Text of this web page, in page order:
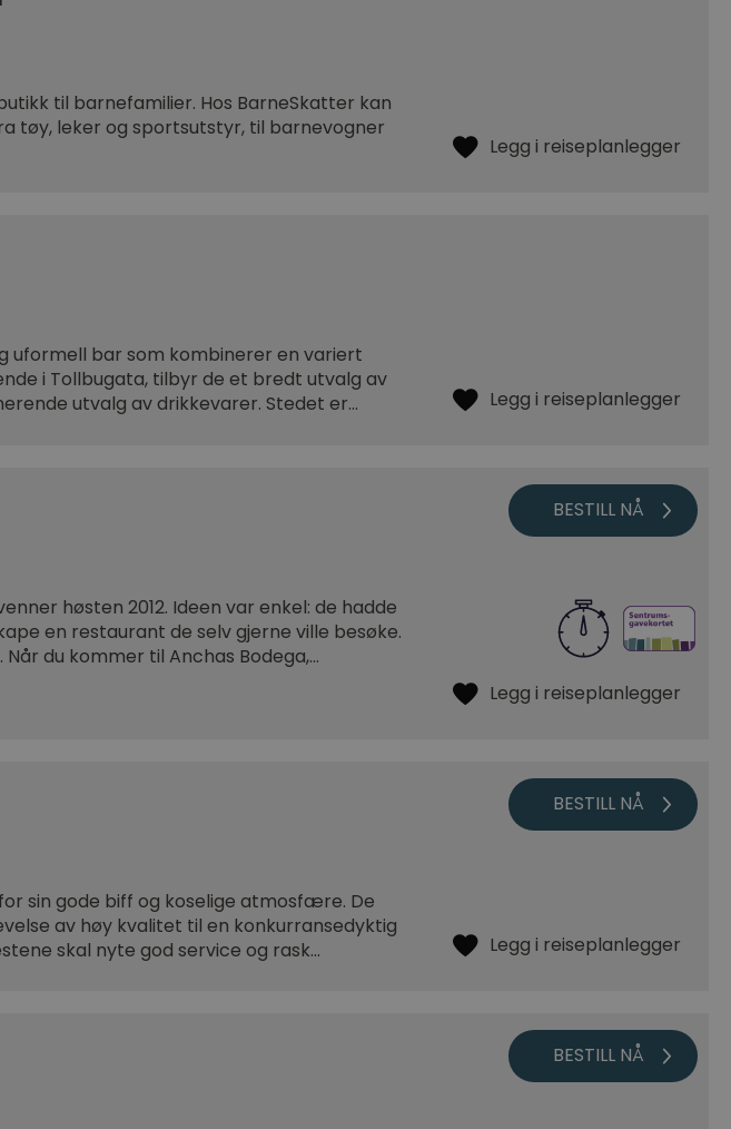
til barnefamilier. Hos BarneSkatter kan
tøy, leker og sportsutstyr, til barnevogner
uformell bar som kombinerer en variert
i Tollbugata, tilbyr de et bredt utvalg av
utvalg av drikkevarer. Stedet er…
høsten 2012. Ideen var enkel: de hadde
en restaurant de selv gjerne ville besøke.
du kommer til Anchas Bodega,…
sin gode biff og koselige atmosfære. De
av høy kvalitet til en konkurransedyktig
skal nyte god service og rask…